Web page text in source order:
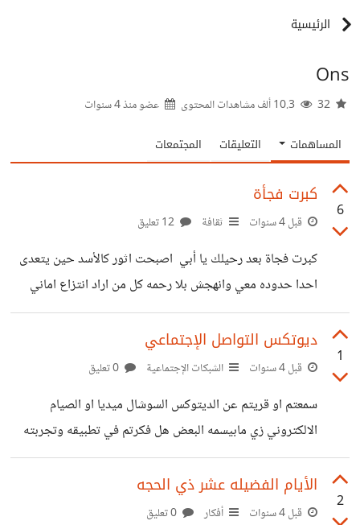
الرئيسية
Ons
عضو منذ4 سنوات
المساهمات التعليقات المجتمعات
6
كبرت فجأة
قبل 4 سنوات ثقافة
كبرت فجاة بعد رحيلك يا أبي اصبحت اثور كالأسد حين يتعدى
احدا حدوده معي وانهجش بلا رحمه كل من اراد انتزاع اماني
تركتني فجأة واصبحت لا أؤمن بالأبديه لأي شعور يعطى
انكشفت لي جميع الأقتعه التي كانت لاتضرني بشاعتها وانت
بجانبي آلمتني تلك النظرات التي كانت لاتهمني وانت بجانبي
بجانبي تخيفني لحضات الوحدة التي كانت لحضات صفاء وانت
بجانبي اصابع الاتهام تشير إليّ في كل ذنب يعمل هنا وهناك فيدك
لم تعد تصد عني
1
ديوتكس التواصل الإجتماعي
قبل 4 سنوات الشبكات الإجتماعية
سمعتم او قريتم عن الديتوكس السوشال ميديا او الصيام
الالكتروني زي مابيسمه البعض هل فكرتم في تطبيقه وتجربته
عني من فتره لفتره بطبقه ليوم كامل وبلاقي البركه بوقتي
وبشوف انجازات حتى بتطلع لي الافكار الي كنت مخزنها لانه
مافيه وقت اطبقها فعلا قديش هو مهم جدا ومفيد خاصه نحن
2
الأيام الفضيله عشر ذي الحجه
قبل 4 سنوات أفكار